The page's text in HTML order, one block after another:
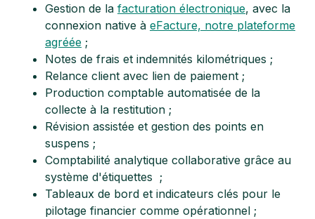
Gestion de la facturation électronique, avec la
connexion native à eFacture, notre plateforme
agréée ;
Notes de frais et indemnités kilométriques ;
Relance client avec lien de paiement ;
Production comptable automatisée de la
collecte à la restitution ;
Révision assistée et gestion des points en
suspens ;
Comptabilité analytique collaborative grâce au
système d'étiquettes ;
Tableaux de bord et indicateurs clés pour le
pilotage financier comme opérationnel ;